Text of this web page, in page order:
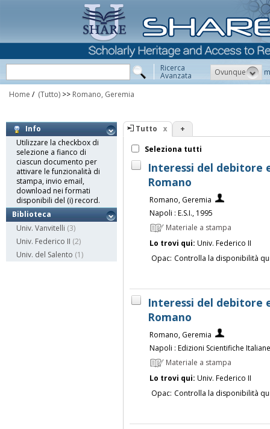
Ricerca
Avanzata Ovunque
Home / (Tutto) >> Romano, Geremia
Info
Utilizzare la checkbox di
selezione a fianco di
ciascun documento per
attivare le funzionalità di
stampa, invio email,
download nei formati
disponibili del (i) record.
Biblioteca
Univ. Vanvitelli (3)
Univ. Federico II (2)
Univ. del Salento (1)
Tutto +
Seleziona tutti
Interessi del debitore
Romano
Romano, Geremia
Napoli : E.S.I., 1995
Materiale a stampa
Lo trovi qui: Univ. Federico II
Opac: Controlla la disponibilità
Interessi del debitore
Romano
Romano, Geremia
Napoli : Edizioni Scientifiche
Materiale a stampa
Lo trovi qui: Univ. Federico II
Opac: Controlla la disponibilità